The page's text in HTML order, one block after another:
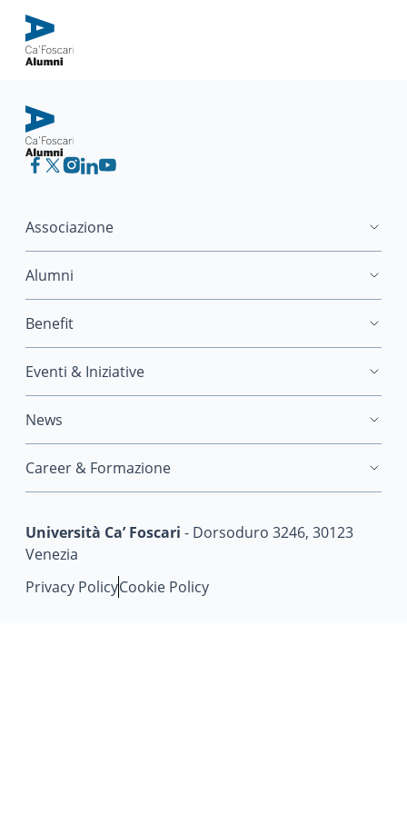
Associazione
Alumni
Benefit
Eventi & Iniziative
News
Career & Formazione
Università Ca’ Foscari - Dorsoduro 3246, 30123
Venezia
Privacy PolicyCookie Policy